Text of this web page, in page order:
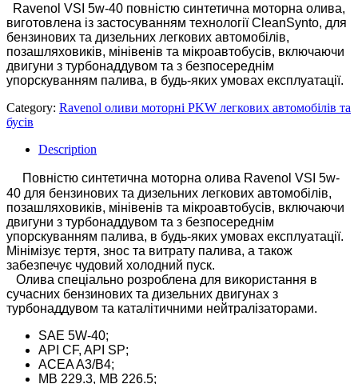
Ravenol VSI 5w-40 повністю синтетична моторна олива,
виготовлена із застосуванням технології CleanSynto, для
бензинових та дизельних легкових автомобілів,
позашляховиків, мінівенів та мікроавтобусів, включаючи
двигуни з турбонаддувом та з безпосереднім
упорскуванням палива, в будь-яких умовах експлуатації.
Category: Ravenol оливи моторні PKW легкових автомобілів та
бусів
Description
Повністю синтетична моторна олива Ravenol VSI 5w-
40 для бензинових та дизельних легкових автомобілів,
позашляховиків, мінівенів та мікроавтобусів, включаючи
двигуни з турбонаддувом та з безпосереднім
упорскуванням палива, в будь-яких умовах експлуатації.
Мінімізує тертя, знос та витрату палива, а також
забезпечує чудовий холодний пуск.
Олива спеціально розроблена для використання в
сучасних бензинових та дизельних двигунах з
турбонаддувом та каталітичними нейтралізаторами.
SAE 5W-40;
API CF, API SP;
ACEA A3/B4;
MB 229.3, MB 226.5;